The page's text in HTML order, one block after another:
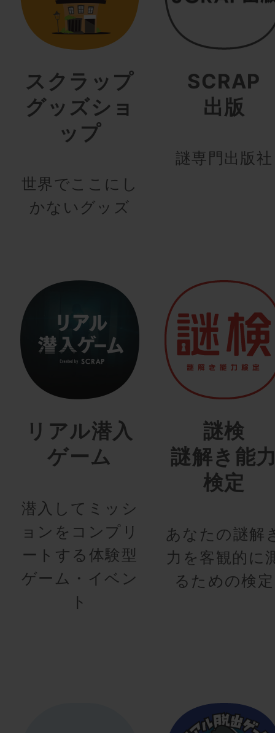
スクラップ
グッズショ
ップ
世界でここにし
かないグッズ
SCRAP
出版
謎専門出版社
リアル潜入
ゲーム
潜入してミッシ
ョンをコンプリ
ートする体験型
ゲーム・イベン
ト
謎検
謎解き能
検定
あなたの謎解
力を客観的に
るための検定